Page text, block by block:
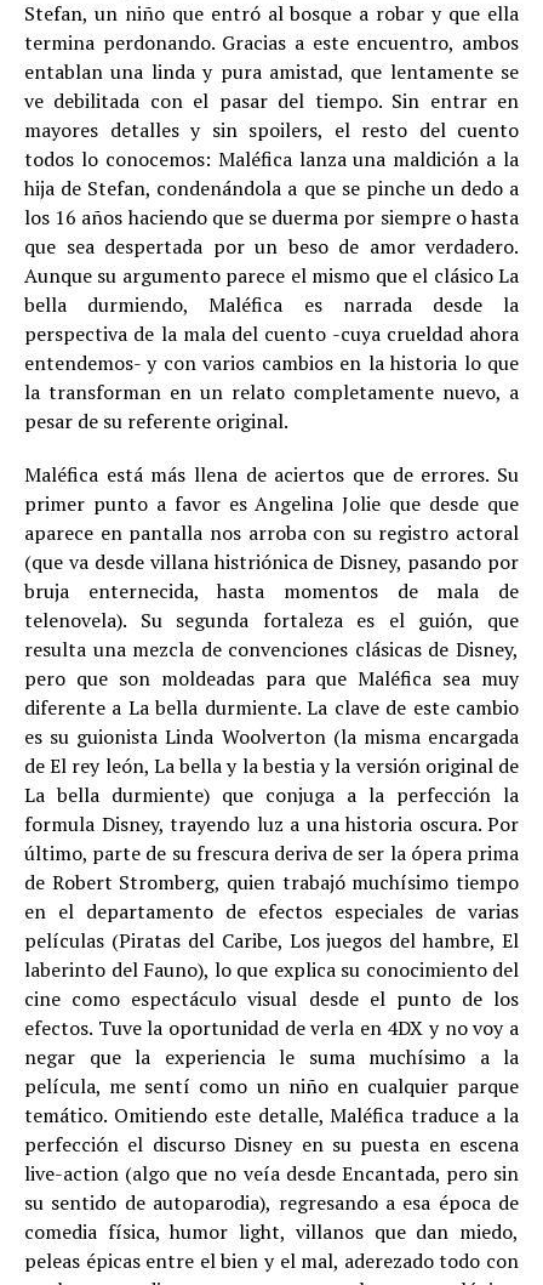
Stefan, un niño que entró al bosque a robar y que ella
termina perdonando. Gracias a este encuentro, ambos
entablan una linda y pura amistad, que lentamente se
ve debilitada con el pasar del tiempo. Sin entrar en
mayores detalles y sin spoilers, el resto del cuento
todos lo conocemos: Maléfica lanza una maldición a la
hija de Stefan, condenándola a que se pinche un dedo a
los 16 años haciendo que se duerma por siempre o hasta
que sea despertada por un beso de amor verdadero.
Aunque su argumento parece el mismo que el clásico La
bella durmiendo, Maléfica es narrada desde la
perspectiva de la mala del cuento -cuya crueldad ahora
entendemos- y con varios cambios en la historia lo que
la transforman en un relato completamente nuevo, a
pesar de su referente original.
Maléfica está más llena de aciertos que de errores. Su
primer punto a favor es Angelina Jolie que desde que
aparece en pantalla nos arroba con su registro actoral
(que va desde villana histriónica de Disney, pasando por
bruja enternecida, hasta momentos de mala de
telenovela). Su segunda fortaleza es el guión, que
resulta una mezcla de convenciones clásicas de Disney,
pero que son moldeadas para que Maléfica sea muy
diferente a La bella durmiente. La clave de este cambio
es su guionista Linda Woolverton (la misma encargada
de El rey león, La bella y la bestia y la versión original de
La bella durmiente) que conjuga a la perfección la
formula Disney, trayendo luz a una historia oscura. Por
último, parte de su frescura deriva de ser la ópera prima
de Robert Stromberg, quien trabajó muchísimo tiempo
en el departamento de efectos especiales de varias
películas (Piratas del Caribe, Los juegos del hambre, El
laberinto del Fauno), lo que explica su conocimiento del
cine como espectáculo visual desde el punto de los
efectos. Tuve la oportunidad de verla en 4DX y no voy a
negar que la experiencia le suma muchísimo a la
película, me sentí como un niño en cualquier parque
temático. Omitiendo este detalle, Maléfica traduce a la
perfección el discurso Disney en su puesta en escena
live-action (algo que no veía desde Encantada, pero sin
su sentido de autoparodia), regresando a esa época de
comedia física, humor light, villanos que dan miedo,
peleas épicas entre el bien y el mal, aderezado todo con